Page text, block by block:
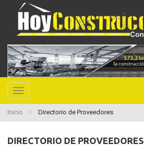
Toggle
navigation
Inicio
Directorio de Proveedores
DIRECTORIO DE PROVEEDORES